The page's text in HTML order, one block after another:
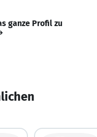
ganze Profil zu